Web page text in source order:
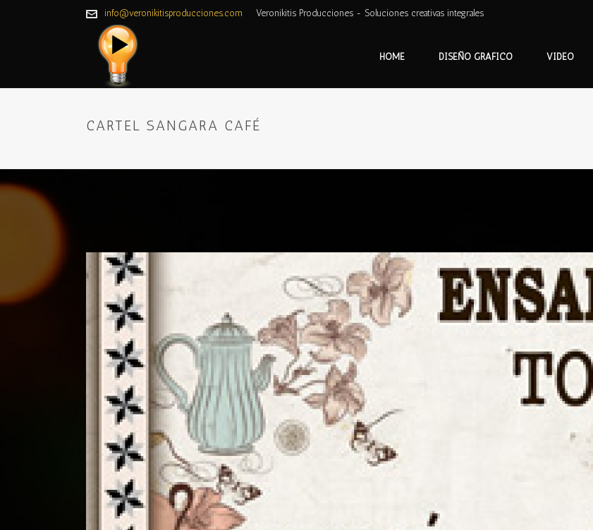
info@veronikitisproducciones.com Veronikitis Producciones - Soluciones creativas integrales
HOME DISEÑO GRÁFICO VIDEO
CARTEL SANGARA CAFÉ